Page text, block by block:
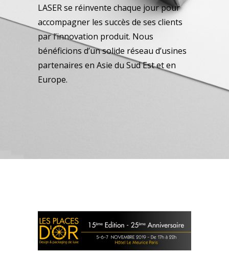
LASER se réinvente chaque jour pour
accompagner les succès de ses clients
par l’innovation produit. Nous
bénéficions d’un solide réseau d’usines
partenaires en Asie du Sud Est et en
Europe.